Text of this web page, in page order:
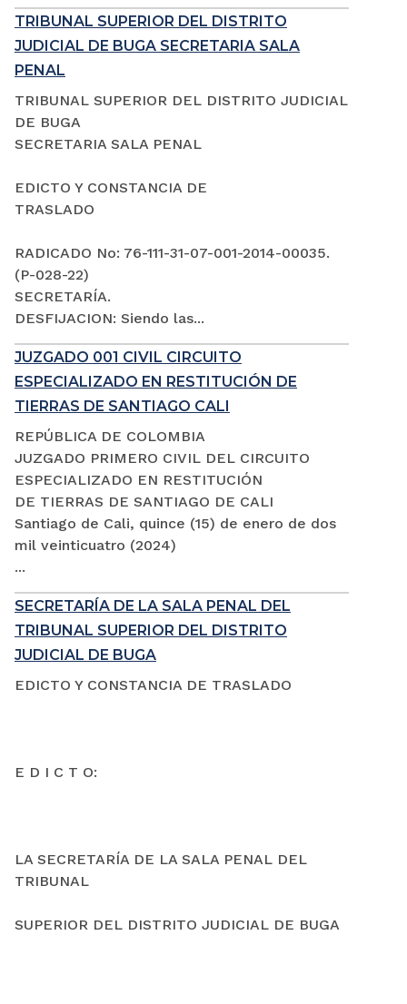
TRIBUNAL SUPERIOR DEL DISTRITO
JUDICIAL DE BUGA SECRETARIA SALA
PENAL
TRIBUNAL SUPERIOR DEL DISTRITO JUDICIAL
DE BUGA
SECRETARIA SALA PENAL
EDICTO Y CONSTANCIA DE
TRASLADO
RADICADO No: 76-111-31-07-001-2014-00035.
(P-028-22)
SECRETARÍA.
DESFIJACION: Siendo las...
JUZGADO 001 CIVIL CIRCUITO
ESPECIALIZADO EN RESTITUCIÓN DE
TIERRAS DE SANTIAGO CALI
REPÚBLICA DE COLOMBIA
JUZGADO PRIMERO CIVIL DEL CIRCUITO
ESPECIALIZADO EN RESTITUCIÓN
DE TIERRAS DE SANTIAGO DE CALI
Santiago de Cali, quince (15) de enero de dos
mil veinticuatro (2024)
...
SECRETARÍA DE LA SALA PENAL DEL
TRIBUNAL SUPERIOR DEL DISTRITO
JUDICIAL DE BUGA
EDICTO Y CONSTANCIA DE TRASLADO
E D I C T O:
LA SECRETARÍA DE LA SALA PENAL DEL
TRIBUNAL
SUPERIOR DEL DISTRITO JUDICIAL DE BUGA